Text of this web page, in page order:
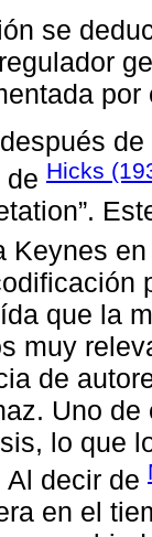
se
de Hicks
Keynes
que la
muy
de
Uno
lo que
Al decir de
en el